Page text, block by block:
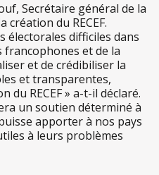
Secrétaire général de la
création du RECEF.
électorales difficiles dans
francophones et de la
et de crédibiliser la
et transparentes,
du RECEF » a-t-il déclaré.
un soutien déterminé à
apporter à nos pays
à leurs problèmes